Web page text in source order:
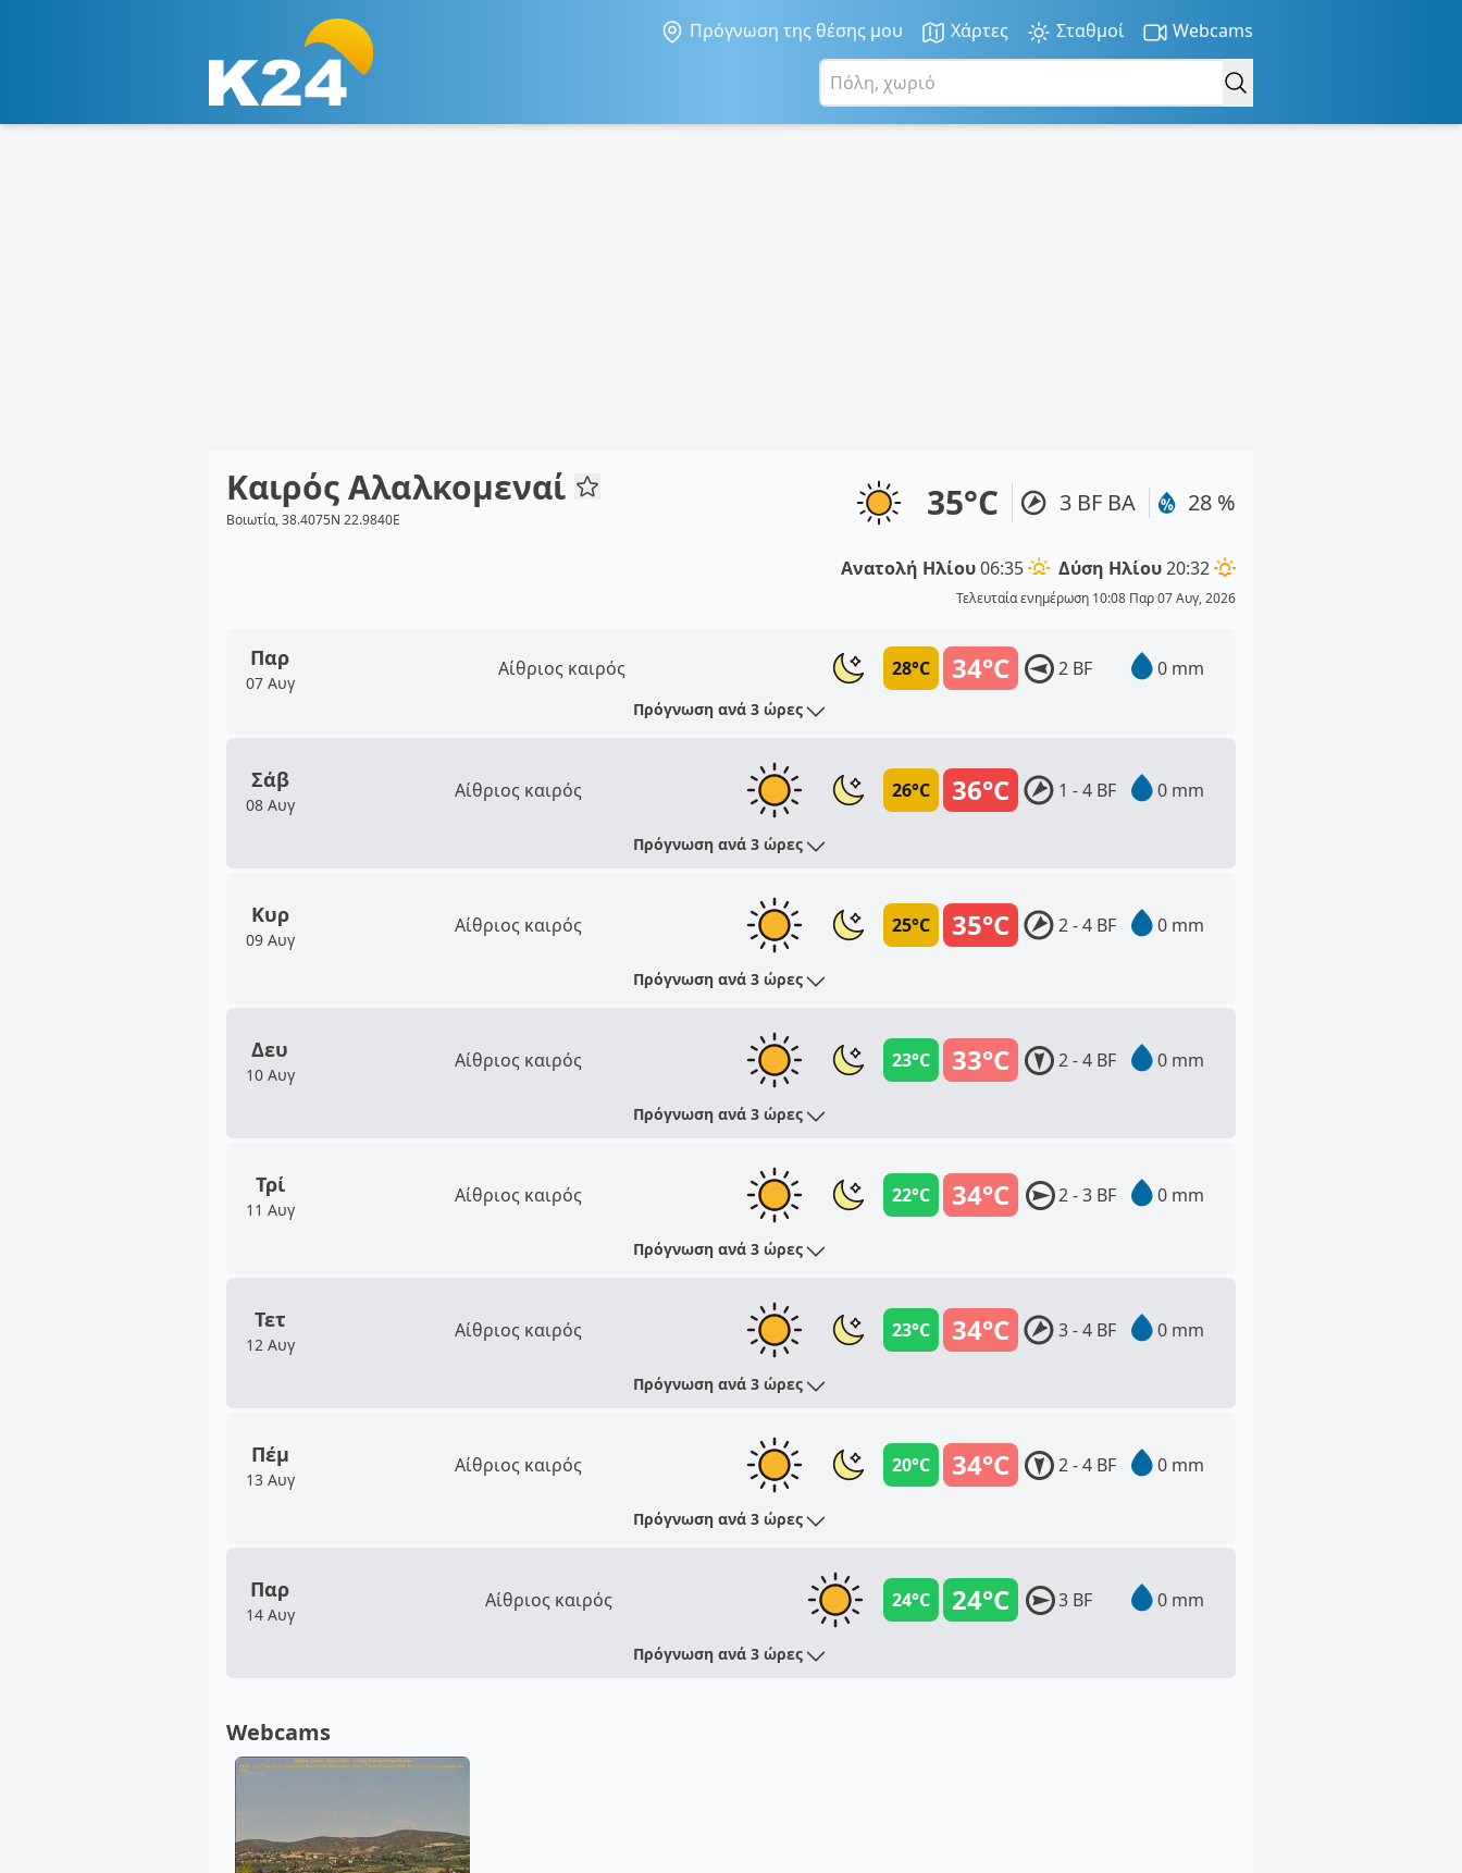
Πρόγνωση της θέσης μου Χάρτες Σταθμοί Webcams
Καιρός Αλαλκομεναί
Βοιωτία, 38.4075N 22.9840E 35°C 3 BF ΒΑ 28 %
Ανατολή Ηλίου06:35 Δύση Ηλίου20:32
Τελευταία ενημέρωση 10:08 Παρ 07 Αυγ, 2026
Παρ
07 Αυγ
Αίθριος καιρός 34°C
28°C 2 BF 0 mm
Πρόγνωση ανά 3 ώρες
Σάβ
08 Αυγ
Αίθριος καιρός 36°C
26°C 1 - 4 BF 0 mm
Πρόγνωση ανά 3 ώρες
Κυρ
09 Αυγ
Αίθριος καιρός 35°C
25°C 2 - 4 BF 0 mm
Πρόγνωση ανά 3 ώρες
Δευ
10 Αυγ
Αίθριος καιρός 33°C
23°C 2 - 4 BF 0 mm
Πρόγνωση ανά 3 ώρες
Τρί
11 Αυγ
Αίθριος καιρός 34°C
22°C 2 - 3 BF 0 mm
Πρόγνωση ανά 3 ώρες
Τετ
12 Αυγ
Αίθριος καιρός 34°C
23°C 3 - 4 BF 0 mm
Πρόγνωση ανά 3 ώρες
Πέμ
13 Αυγ
Αίθριος καιρός 34°C
20°C 2 - 4 BF 0 mm
Πρόγνωση ανά 3 ώρες
Παρ
14 Αυγ
Αίθριος καιρός 24°C
24°C 3 BF 0 mm
Πρόγνωση ανά 3 ώρες
Webcams